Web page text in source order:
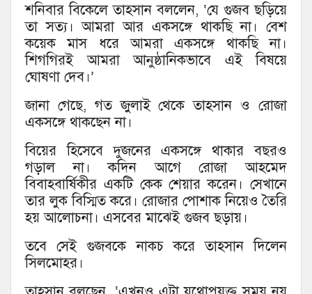
শনিবার বিকেলে তাহসান বললেন, ‘যে গুজব ছড়িয়ে
তা সত্য। আমরা আর একসঙ্গে থাকছি না। বেশ
কয়েক মাস ধরে আমরা একসঙ্গে থাকছি না।
শিগগিরই আমরা আনুষ্ঠানিকভাবে এই বিষয়ে
ঘোষণা দেব।’
জানা গেছে, গত জুলাই থেকে তাহসান ও রোজা
একসঙ্গে থাকছেন না।
বিয়ের হিসেবে দুজনের একসঙ্গে থাকার বছরও
গড়াল না। কদিন আগে রোজা আহমেদ
বিবাহবার্ষিকীর একটি কেক শেয়ার করেন। সেখানে
তার লুক বিস্মিত করে। রোজার পোশাক নিয়েও তৈরি
হয় আলোচনা। এসবের মাঝেই গুজব ছড়ায়।
তবে সেই গুজবকে নাকচ করে তাহসান দিলেন
সিলমোহর।